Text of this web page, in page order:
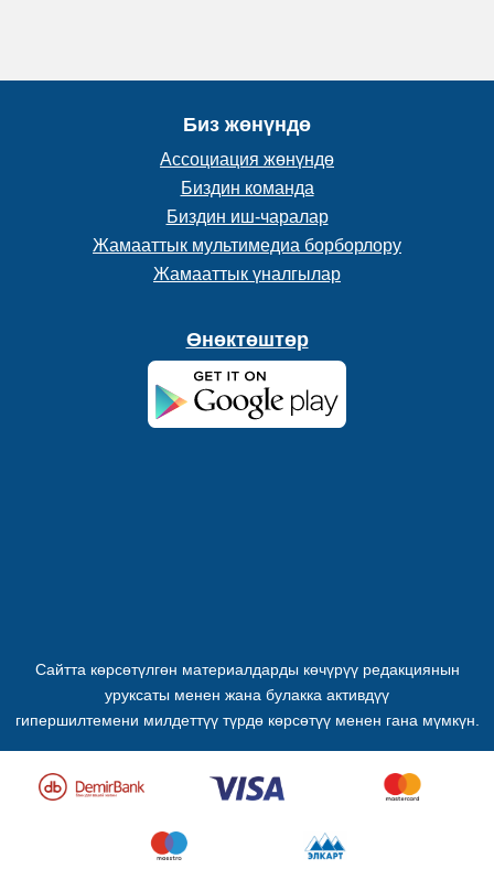
Биз жөнүндө
Ассоциация жөнүндө
Биздин команда
Биздин иш-чаралар
Жамааттык мультимедиа борборлору
Жамааттык үналгылар
Өнөктөштөр
Сайтта көрсөтүлгөн материалдарды көчүрүү редакциянын
уруксаты менен жана булакка активдүү
гипершилтемени милдеттүү түрдө көрсөтүү менен гана мүмкүн.